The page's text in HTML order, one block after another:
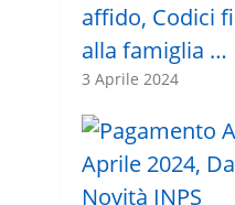
affido, Codici
alla famiglia …
3 Aprile 2024